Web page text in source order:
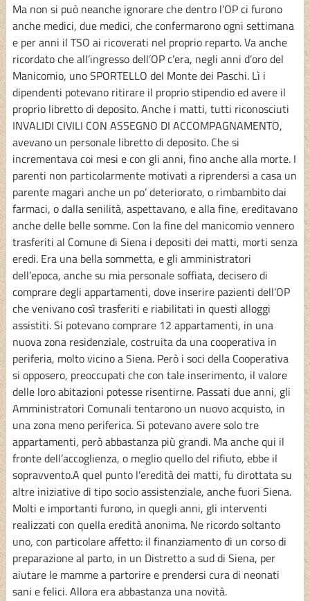
Ma non si può neanche ignorare che dentro l’OP ci furono
anche medici, due medici, che confermarono ogni settimana
e per anni il TSO ai ricoverati nel proprio reparto. Va anche
ricordato che all’ingresso dell’OP c’era, negli anni d’oro del
Manicomio, uno SPORTELLO del Monte dei Paschi. Lì i
dipendenti potevano ritirare il proprio stipendio ed avere il
proprio libretto di deposito. Anche i matti, tutti riconosciuti
INVALIDI CIVILI CON ASSEGNO DI ACCOMPAGNAMENTO,
avevano un personale libretto di deposito. Che si
incrementava coi mesi e con gli anni, fino anche alla morte. I
parenti non particolarmente motivati a riprendersi a casa un
parente magari anche un po’ deteriorato, o rimbambito dai
farmaci, o dalla senilità, aspettavano, e alla fine, ereditavano
anche delle belle somme. Con la fine del manicomio vennero
trasferiti al Comune di Siena i depositi dei matti, morti senza
eredi. Era una bella sommetta, e gli amministratori
dell’epoca, anche su mia personale soffiata, decisero di
comprare degli appartamenti, dove inserire pazienti dell’OP
che venivano così trasferiti e riabilitati in questi alloggi
assistiti. Si potevano comprare 12 appartamenti, in una
nuova zona residenziale, costruita da una cooperativa in
periferia, molto vicino a Siena. Però i soci della Cooperativa
si opposero, preoccupati che con tale inserimento, il valore
delle loro abitazioni potesse risentirne. Passati due anni, gli
Amministratori Comunali tentarono un nuovo acquisto, in
una zona meno periferica. Si potevano avere solo tre
appartamenti, però abbastanza più grandi. Ma anche qui il
fronte dell’accoglienza, o meglio quello del rifiuto, ebbe il
sopravvento.A quel punto l’eredità dei matti, fu dirottata su
altre iniziative di tipo socio assistenziale, anche fuori Siena.
Molti e importanti furono, in quegli anni, gli interventi
realizzati con quella eredità anonima. Ne ricordo soltanto
uno, con particolare affetto: il finanziamento di un corso di
preparazione al parto, in un Distretto a sud di Siena, per
aiutare le mamme a partorire e prendersi cura di neonati
sani e felici. Allora era abbastanza una novità.